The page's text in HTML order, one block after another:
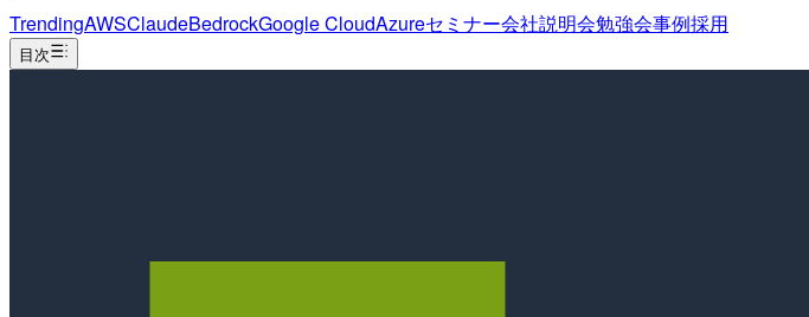
TrendingAWSClaudeBedrockGoogle CloudAzureセミナー会社説明会勉強会事例採用
目次